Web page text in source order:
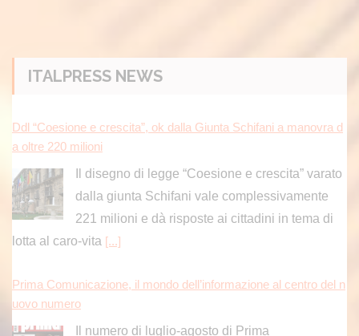
ITALPRESS NEWS
a oltre 220 milioni
Il disegno di legge “Coesione e crescita” varato
dalla giunta Schifani vale complessivamente
221 milioni e dà risposte ai cittadini in tema di
lotta al caro-vita[...]
uovo numero
Il numero di luglio-agosto di Prima
Comunicazione è un campionario di storie che